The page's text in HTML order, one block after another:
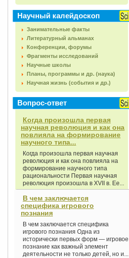
Научный калейдоскоп
Занимательные факты
Литературный альманах
Конференции, форумы
Фрагменты исследований
Научные школы
Планы, программы и др. (наука)
Научная жизнь (события и др.)
Вопрос-ответ
Когда произошла первая
научная революция и как она
повлияла на формирование
научного типа...
Когда произошла первая научная
революция и как она повлияла на
формирование научного типа
рациональности Первая научная
революция произошла в XVII в. Ее...
В чем заключается
специфика игрового
познания
В чем заключается специфика
игрового познания Одна из
исторически первых форм — игровое
познание как важный элемент
деятельности не только детей, но и...